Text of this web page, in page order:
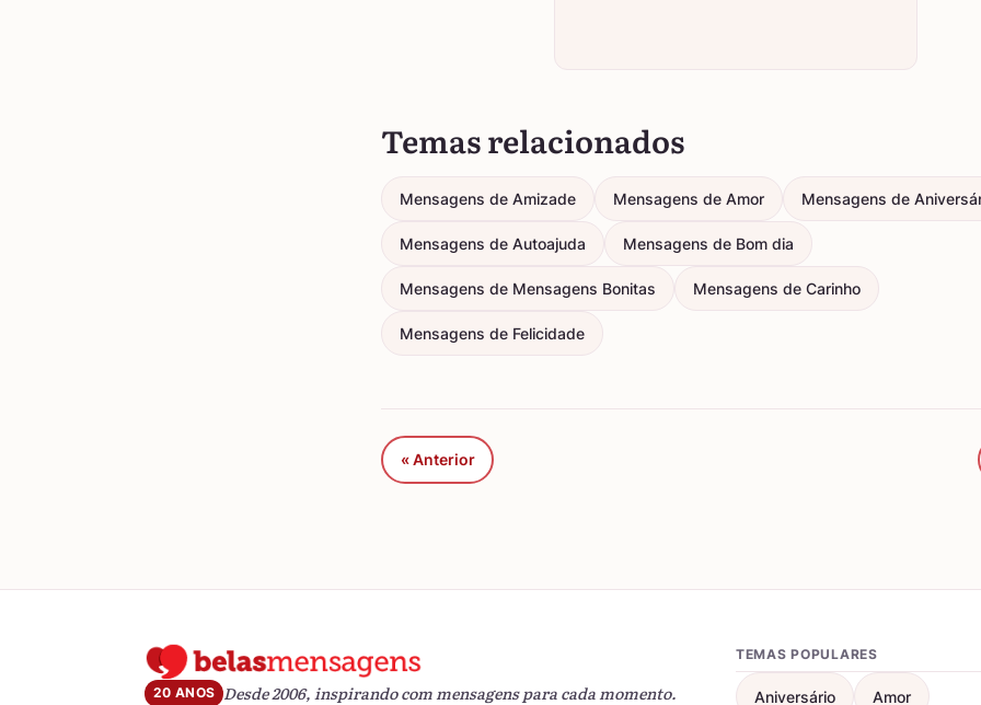
Temas relacionados
Mensagens de Amizade Mensagens de Amor Mensagens de
Mensagens de Autoajuda Mensagens de Bom dia
Mensagens de Mensagens Bonitas Mensagens de Carinho
Mensagens de Felicidade
« Anterior
20 ANOS Desde 2006, inspirando com mensagens para cada momento.
TEMAS POPULARES
Aniversário Amor